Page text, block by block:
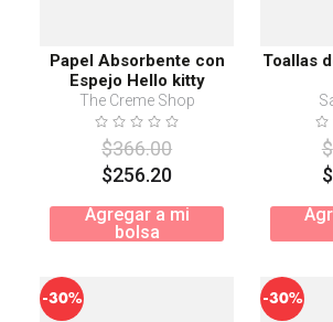
Papel Absorbente con
Espejo Hello kitty
The Creme Shop
$366.00
$256.20
Agregar a mi
bolsa
Toallas
$
$
-30% -30%